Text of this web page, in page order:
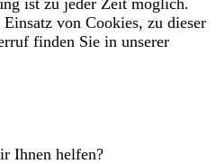
ist zu jeder Zeit möglich.
von Cookies, zu dieser
finden Sie in unserer
Ihnen helfen?